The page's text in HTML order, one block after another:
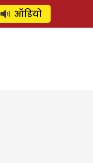
SUBSCRIBE
ऑडियो